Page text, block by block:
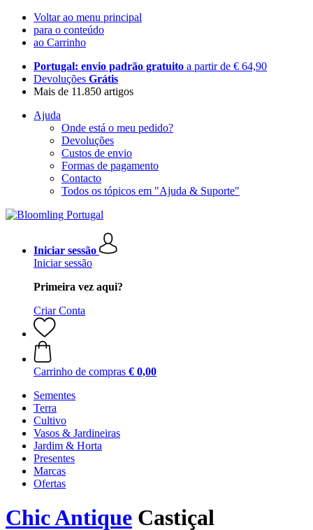
Voltar ao menu principal
para o conteúdo
ao Carrinho
Portugal: envio padrão gratuito a partir de € 64,90
Devoluções Grátis
Mais de 11.850 artigos
Ajuda
Onde está o meu pedido?
Devoluções
Custos de envio
Formas de pagamento
Contacto
Todos os tópicos em "Ajuda & Suporte"
Iniciar sessão
Iniciar sessão
Primeira vez aqui?
Criar Conta
Carrinho de compras € 0,00
Sementes
Terra
Cultivo
Vasos & Jardineiras
Jardim & Horta
Presentes
Marcas
Ofertas
Chic Antique Castiçal